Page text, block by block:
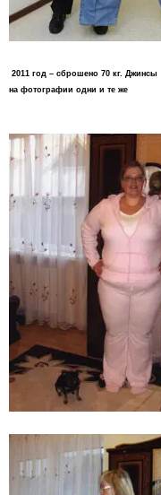
2011 год – сброшено 70 кг. Джинсы
на фотографии одни и те же